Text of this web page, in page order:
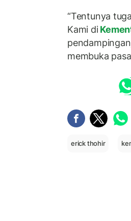
“Tentunya
Kami di
membuka
erick thohir